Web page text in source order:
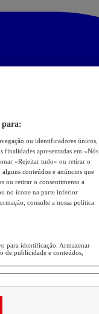
para:
ou identificadores únicos,
finalidades apresentadas em «Nós
«Rejeitar tudo» ou retirar o
alguns conteúdos e anúncios que
ou retirar o consentimento a
no ícone na parte inferior
consulte a nossa política
para identificação. Armazenar
de publicidade e conteúdos,